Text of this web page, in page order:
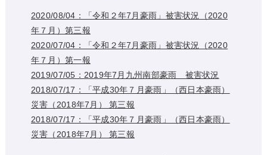
2020/08/04：「令和２年7月豪雨」被害状況（2020
年７月）第三報
2020/07/04：「令和２年7月豪雨」被害状況（2020
年７月）第一報
2019/07/05：2019年7月九州南部豪雨 被害状況
2018/07/17：「平成30年７月豪雨」（西日本豪雨）
災害（2018年7月） 第三報
2018/07/17：「平成30年７月豪雨」（西日本豪雨）
災害（2018年7月） 第三報